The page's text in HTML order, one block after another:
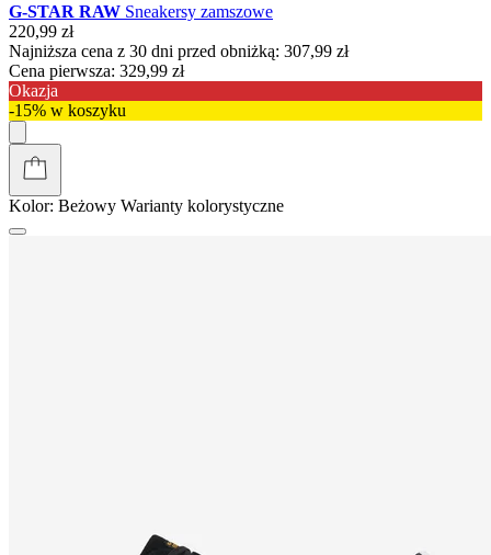
G-STAR RAW Sneakersy zamszowe
220,99 zł
Najniższa cena z 30 dni przed obniżką: 307,99 zł
Cena pierwsza: 329,99 zł
Okazja
-15% w koszyku
Kolor: Beżowy Warianty kolorystyczne